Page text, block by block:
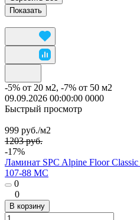
-5% от 20 м2, -7% от 50 м2
09.09.2026 00:00:00 0000
Быстрый просмотр
999 руб./м2
1203 руб.
-17%
Ламинат SPC Alpine Floor
107-88 MC
0
0
В корзину